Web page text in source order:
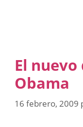
El
Obama
16 febrero, 2009